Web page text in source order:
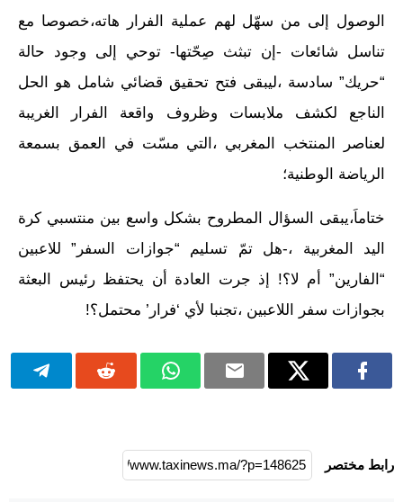
الوصول إلى من سهّل لهم عملية الفرار هاته،خصوصا مع
تناسل شائعات -إن تبثث صِحّتها- توحي إلى وجود حالة
“حريك” سادسة ،ليبقى فتح تحقيق قضائي شامل هو الحل
الناجع لكشف ملابسات وظروف واقعة الفرار الغريبة
لعناصر المنتخب المغربي ،التي مسّت في العمق بسمعة
الرياضة الوطنية؛
ختاماَ،يبقى السؤال المطروح بشكل واسع بين منتسبي كرة
اليد المغربية ،-هل تمّ تسليم “جوازات السفر” للاعبين
“الفارين” أم لا؟! إذ جرت العادة أن يحتفظ رئيس البعثة
بجوازات سفر اللاعبين ،تجنبا لأي ‘فرار’ محتمل؟!
رابط مختصر